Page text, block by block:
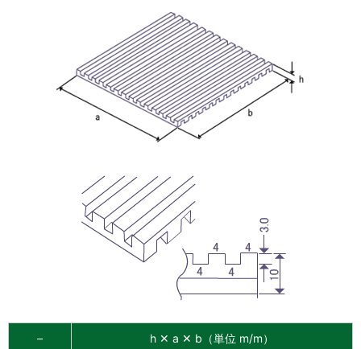
– h ✕ a ✕ b（単位 m/m）